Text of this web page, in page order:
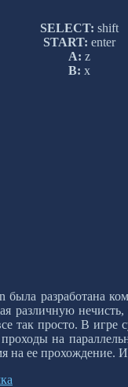
SELECT: shift
START: enter
A: z
B: x
разработана
различную
так просто. В игре
на
на ее прохождение.